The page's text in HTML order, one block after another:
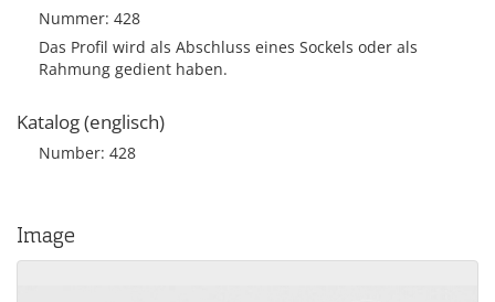
Nummer: 428
Das Profil wird als Abschluss eines Sockels oder als
Rahmung gedient haben.
Katalog (englisch)
Number: 428
Image